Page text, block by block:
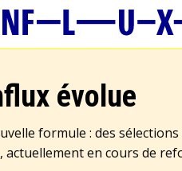
évolue
formule : des
actuellement en cours de